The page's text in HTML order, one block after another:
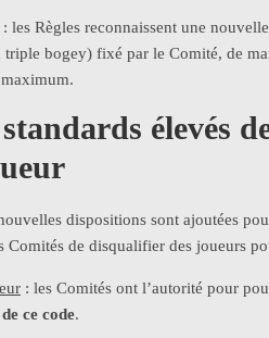
: les Règles reconnaissent une
bogey) fixé par le Comité, de
élevés
dispositions sont ajoutées
Comités de disqualifier des joueurs
: les Comités ont l’autorité pour
ce code.